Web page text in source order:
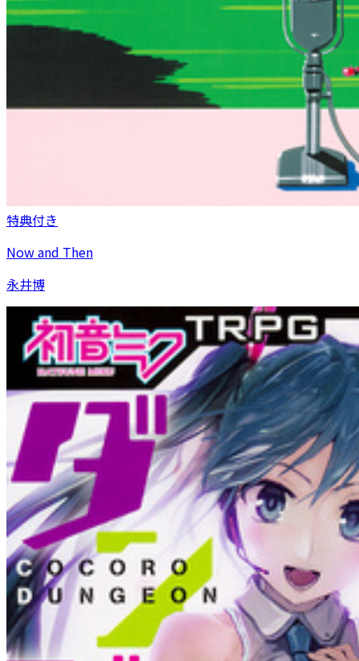
特典付き
Now and Then
永井博